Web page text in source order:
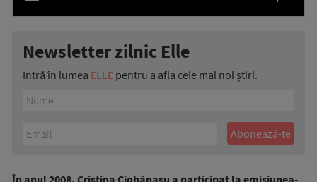
Newsletter zilnic Elle
Intră în lumea ELLE pentru a afla cele mai noi știri.